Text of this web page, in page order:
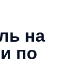
на
по